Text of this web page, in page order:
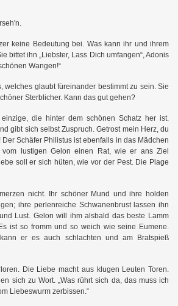
keine Bedeutung bei. Was kann ihr und ihrem
bittet ihn „Liebster, Lass Dich umfangen“, Adonis
Wangen!“
welches glaubt füreinander bestimmt zu sein. Sie
Sterblicher. Kann das gut gehen?
die hinter dem schönen Schatz her ist.
gibt sich selbst Zuspruch. Getrost mein Herz, du
Schäfer Philistus ist ebenfalls in das Mädchen
lustigen Gelon einen Rat, wie er ans Ziel
soll er sich hüten, wie vor der Pest. Die Plage
nicht. Ihr schöner Mund und ihre holden
ihre perlenreiche Schwanenbrust lassen ihn
Lust. Gelon will ihm alsbald das beste Lamm
ist so fromm und so weich wie seine Eumene.
er es auch schlachten und am Bratspieß
Die Liebe macht aus klugen Leuten Toren.
sich zu Wort. „Was rührt sich da, das muss ich
Liebeswurm zerbissen.“